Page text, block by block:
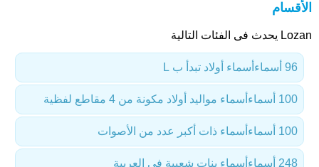
الأقسام
Lozan يحدث فى الفئات التالية
أسماء أولاد تبدأ ب L 96 أسماء
أسماء مواليد أولاد مكونة من 4 مقاطع لفظية 100 أسماء
أسماء ذات أكبر عدد من الأصوات 100 أسماء
أسماء بنات شعبية في العربية 248 أسماء